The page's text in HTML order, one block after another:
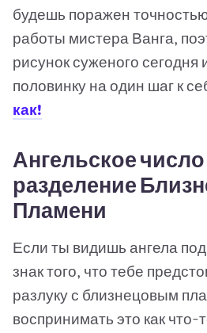
будешь поражен
работы мистера Ванга,
рисунок суженого сегодня
половинку на один шаг к
как!
Ангельское число
разделение
Пламени
Если ты видишь ангела
знак того, что тебе
разлуку с близнецовым
воспринимать это как что-